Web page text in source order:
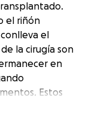
el riñón
el
la cirugía son
en
Estos
muchos